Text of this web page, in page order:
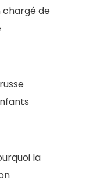
chargé de
la